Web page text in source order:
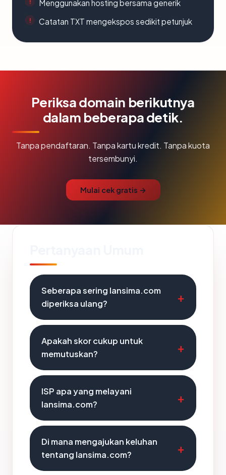
Menggunakan hosting bersama generik
Catatan TXT mengekspos sedikit petunjuk
Periksa domain berikutnya
dalam beberapa detik.
Tanpa pendaftaran. Tanpa kartu kredit. Tanpa kuota
tersembunyi.
Mulai cek gratis →
Seberapa sering lansima.com
diperiksa ulang?
Apakah skor cukup untuk
memutuskan?
ISP apa yang melayani
lansima.com?
Di mana mengajukan keluhan
tentang lansima.com?